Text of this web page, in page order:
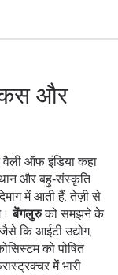
और
वैली ऑफ इंडिया कहा
और बहु‑संस्कृति
में आती हैं: तेज़ी से
बेंगलुरुको समझने के
किआईटी उद्योग,
को पोषित
में भारी